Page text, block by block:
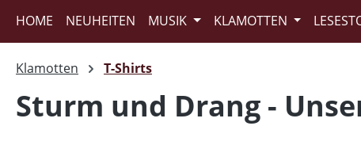
HOME NEUHEITEN MUSIK KLAMOTTEN
Klamotten T-Shirts
Sturm und Drang -